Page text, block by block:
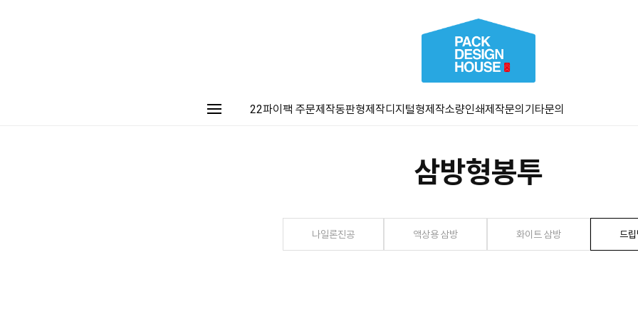
22파이팩 주문제작동판형제작디지털형제작소량인쇄제작문의 기타문의
삼방형봉투
나일론진공 액상용 삼방 화이트 삼방 드립